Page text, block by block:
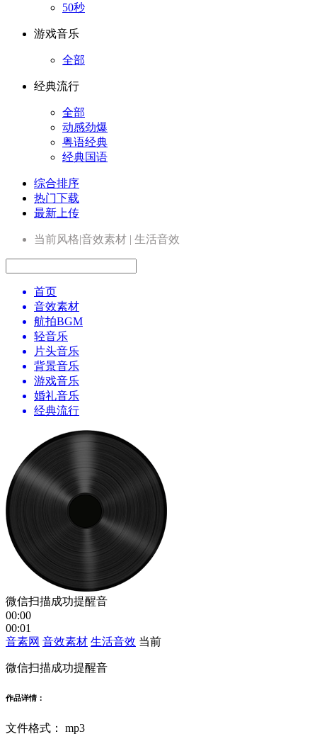
50秒
游戏音乐
全部
经典流行
全部
动感劲爆
粤语经典
经典国语
综合排序
热门下载
最新上传
当前风格|音效素材 | 生活音效
首页
音效素材
航拍BGM
轻音乐
片头音乐
背景音乐
游戏音乐
婚礼音乐
经典流行
微信扫描成功提醒音
00:00
00:01
音素网 音效素材 生活音效 当前
微信扫描成功提醒音
作品详情：
文件格式： mp3